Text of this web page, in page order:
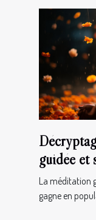
guidée et
La méditation
gagne en